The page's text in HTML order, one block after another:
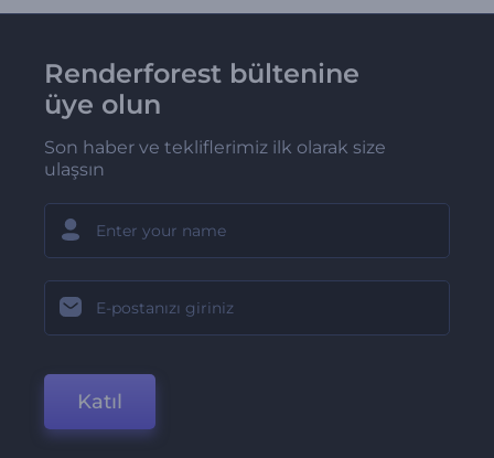
Renderforest bültenine
üye olun
Son haber ve tekliflerimiz ilk olarak size
ulaşsın
Katıl